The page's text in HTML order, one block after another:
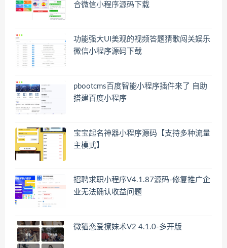
合微信小程序源码下载
功能强大UI美观的视频答题猜歌闯关娱乐
微信小程序源码下载
pbootcms百度智能小程序插件来了 自助
搭建百度小程序
宝宝起名神器小程序源码【支持多种流量
主模式】
招聘求职小程序V4.1.87源码-修复推广企
业无法确认收益问题
微猫恋爱撩妹术V2 4.1.0-多开版